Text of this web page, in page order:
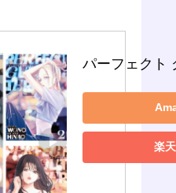
パーフェクト
楽